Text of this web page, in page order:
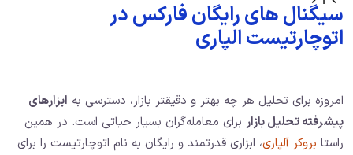
سیگنال های رایگان فارکس در
اتوچارتیست الپاری
امروزه برای تحلیل هر چه بهتر و دقیقتر بازار، دسترسی به ابزارهای
پیشرفته تحلیل بازار برای معامله‌گران بسیار حیاتی است. در همین
راستا بروکر آلپاری، ابزاری قدرتمند و رایگان به نام اتوچارتیست را برای